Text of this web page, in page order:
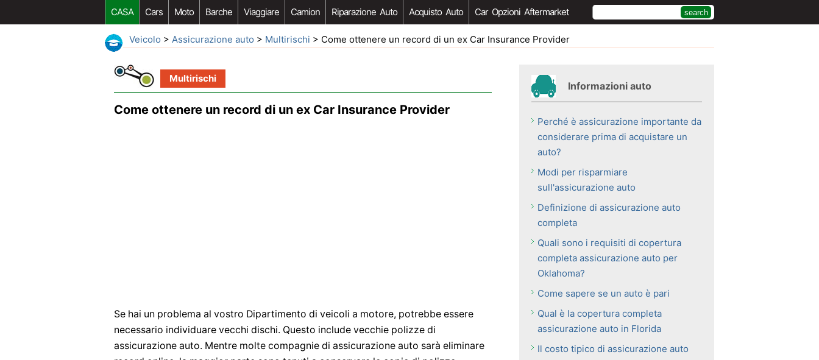
CASA Cars Moto Barche Viaggiare Camion Riparazione Auto Acquisto Auto Car Opzioni Aftermarket
Veicolo > Assicurazione auto > Multirischi > Come ottenere un record di un ex Car Insurance Provider
Multirischi
Come ottenere un record di un ex Car Insurance Provider
Se hai un problema al vostro Dipartimento di veicoli a motore, potrebbe essere
necessario individuare vecchi dischi. Questo include vecchie polizze di
assicurazione auto. Mentre molte compagnie di assicurazione auto sarà eliminare
Informazioni auto
Perché è assicurazione importante da
considerare prima di acquistare un
auto?
Modi per risparmiare
sull'assicurazione auto
Definizione di assicurazione auto
completa
Quali sono i requisiti di copertura
completa assicurazione auto per
Oklahoma?
Come sapere se un auto è pari
Qual è la copertura completa
assicurazione auto in Florida
Il costo tipico di assicurazione auto